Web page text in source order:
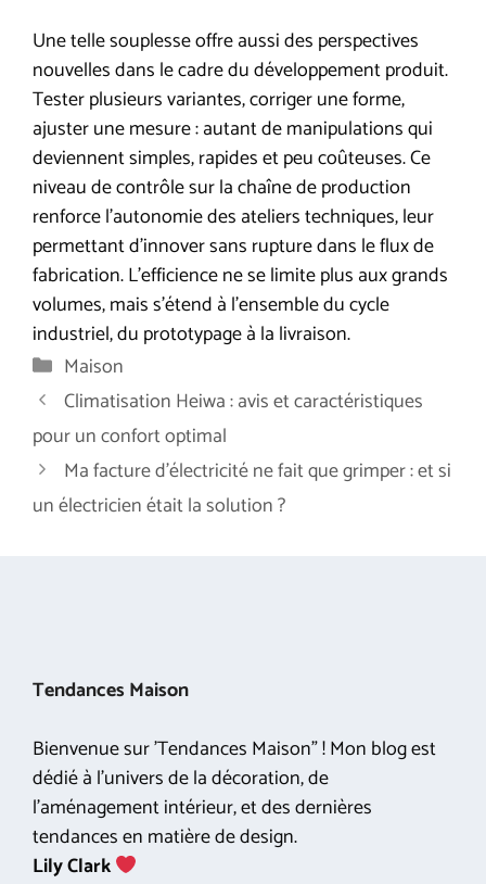
Une telle souplesse offre aussi des perspectives
nouvelles dans le cadre du développement produit.
Tester plusieurs variantes, corriger une forme,
ajuster une mesure : autant de manipulations qui
deviennent simples, rapides et peu coûteuses. Ce
niveau de contrôle sur la chaîne de production
renforce l’autonomie des ateliers techniques, leur
permettant d’innover sans rupture dans le flux de
fabrication. L’efficience ne se limite plus aux grands
volumes, mais s’étend à l’ensemble du cycle
industriel, du prototypage à la livraison.
Catégories
Maison
Climatisation Heiwa : avis et caractéristiques
pour un confort optimal
Ma facture d’électricité ne fait que grimper : et si
un électricien était la solution ?
Tendances Maison
Bienvenue sur 'Tendances Maison" ! Mon blog est
dédié à l'univers de la décoration, de
l'aménagement intérieur, et des dernières
tendances en matière de design.
Lily Clark